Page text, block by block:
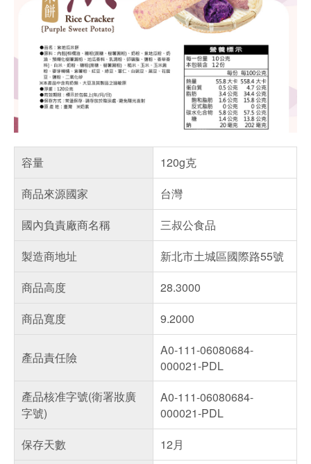
容量
120g克
商品來源國家
台灣
國內負責廠商名稱
三叔公食品
製造商地址
新北市土城區國際路55號
商品高度
28.3000
商品寬度
9.2000
產品責任險
A0-111-06080684-
000021-PDL
產品核准字號(衛署妝廣
字號)
A0-111-06080684-
000021-PDL
保存天數
12月